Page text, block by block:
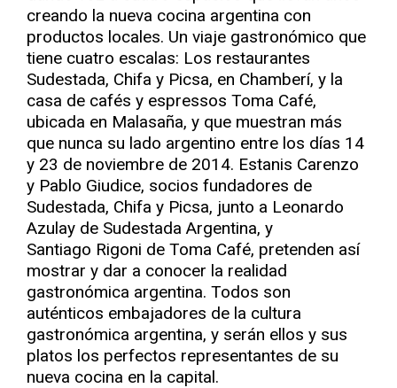
creando la nueva cocina argentina con
productos locales. Un viaje gastronómico que
tiene cuatro escalas: Los restaurantes
Sudestada, Chifa y Picsa, en Chamberí, y la
casa de cafés y espressos Toma Café,
ubicada en Malasaña, y que muestran más
que nunca su lado argentino entre los días 14
y 23 de noviembre de 2014. Estanis Carenzo
y Pablo Giudice, socios fundadores de
Sudestada, Chifa y Picsa, junto a Leonardo
Azulay de Sudestada Argentina, y
Santiago Rigoni de Toma Café, pretenden así
mostrar y dar a conocer la realidad
gastronómica argentina. Todos son
auténticos embajadores de la cultura
gastronómica argentina, y serán ellos y sus
platos los perfectos representantes de su
nueva cocina en la capital.